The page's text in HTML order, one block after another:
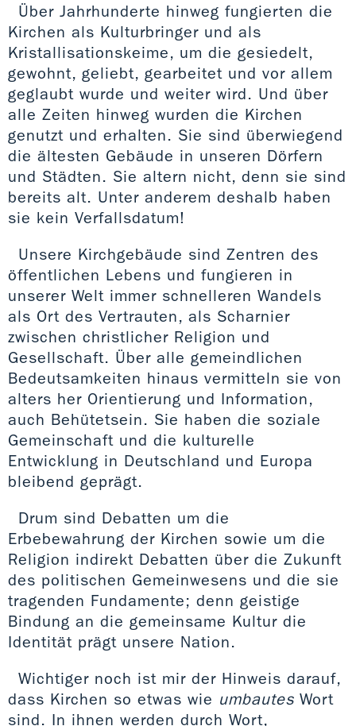
Über Jahrhunderte hinweg fungierten die
Kirchen als Kulturbringer und als
Kristallisationskeime, um die gesiedelt,
gewohnt, geliebt, gearbeitet und vor allem
geglaubt wurde und weiter wird. Und über
alle Zeiten hinweg wurden die Kirchen
genutzt und erhalten. Sie sind überwiegend
die ältesten Gebäude in unseren Dörfern
und Städten. Sie altern nicht, denn sie sind
bereits alt. Unter anderem deshalb haben
sie kein Verfallsdatum!
Unsere Kirchgebäude sind Zentren des
öffentlichen Lebens und fungieren in
unserer Welt immer schnelleren Wandels
als Ort des Vertrauten, als Scharnier
zwischen christlicher Religion und
Gesellschaft. Über alle gemeindlichen
Bedeutsamkeiten hinaus vermitteln sie von
alters her Orientierung und Information,
auch Behütetsein. Sie haben die soziale
Gemeinschaft und die kulturelle
Entwicklung in Deutschland und Europa
bleibend geprägt.
Drum sind Debatten um die
Erbebewahrung der Kirchen sowie um die
Religion indirekt Debatten über die Zukunft
des politischen Gemeinwesens und die sie
tragenden Fundamente; denn geistige
Bindung an die gemeinsame Kultur die
Identität prägt unsere Nation.
Wichtiger noch ist mir der Hinweis darauf,
dass Kirchen so etwas wie umbautes Wort
sind. In ihnen werden durch Wort,